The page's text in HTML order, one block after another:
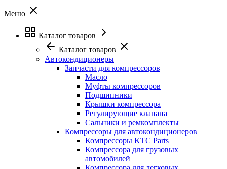
Меню
Каталог товаров
Каталог товаров
Автокондиционеры
Запчасти для компрессоров
Масло
Муфты компрессоров
Подшипники
Крышки компрессора
Регулирующие клапана
Сальники и ремкомплекты
Компрессоры для автокондиционеров
Компрессоры KTC Parts
Компрессора для грузовых
автомобилей